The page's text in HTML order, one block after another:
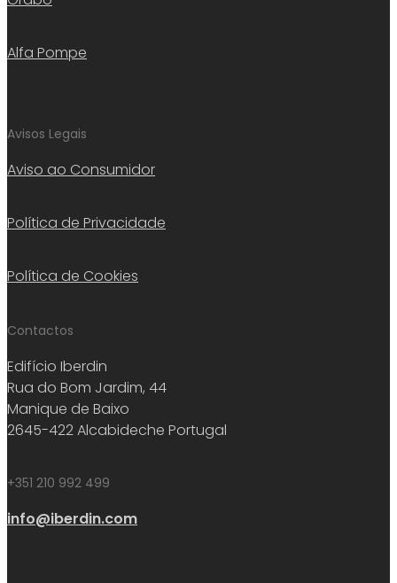
Alfa Pompe
Avisos Legais
Aviso ao Consumidor
Política de Privacidade
Política de Cookies
Contactos
Edifício Iberdin
Rua do Bom Jardim, 44
Manique de Baixo
2645-422 Alcabideche Portugal
+351 210 992 499
info@iberdin.com